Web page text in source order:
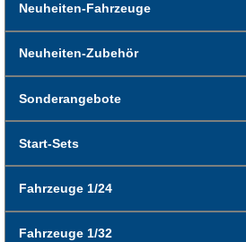
Neuheiten-Fahrzeuge
Neuheiten-Zubehör
Sonderangebote
Start-Sets
Fahrzeuge 1/24
Fahrzeuge 1/32